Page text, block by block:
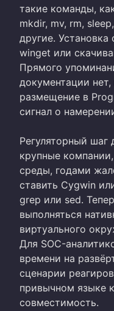
такие команды,
mkdir, mv, rm,
другие. Установка
winget или
Прямого
документации
размещение в
сигнал о
Регуляторный
крупные
среды, годами
ставить Cygwin
grep или sed.
выполняться
виртуального
Для SOC-
времени на
сценарии
привычном языке
совместимость.